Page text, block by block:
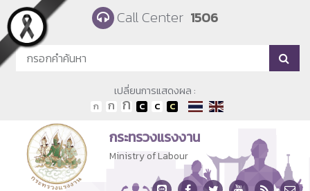
Skip to main content Call Center 1506
เปลี่ยนการแสดงผล :
กระทรวงแรงงาน
Ministry of Labour